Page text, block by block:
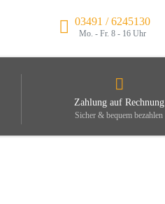
03491 / 6245130
Mo. - Fr. 8 - 16 Uhr
Zahlung auf Rechnung
Sicher & bequem bezahlen